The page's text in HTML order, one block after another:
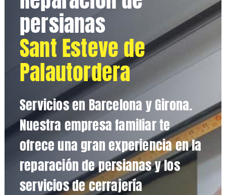
persianas
Sant Esteve de
Palautordera
Servicios en Barcelona y Girona.
Nuestra empresa familiar te
ofrece una gran experiencia en la
reparación de persianas y los
servicios de cerrajería